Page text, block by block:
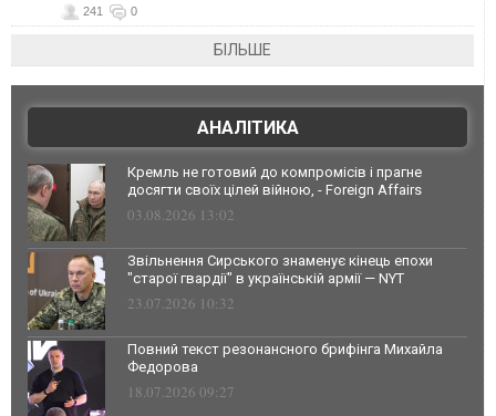
241 0
БІЛЬШЕ
АНАЛІТИКА
Кремль не готовий до компромісів і прагне
досягти своїх цілей війною, - Foreign Affairs
03.08.2026 13:02
Звільнення Сирського знаменує кінець епохи
"старої гвардії" в українській армії — NYT
23.07.2026 10:32
Повний текст резонансного брифінга Михайла
Федорова
18.07.2026 09:27